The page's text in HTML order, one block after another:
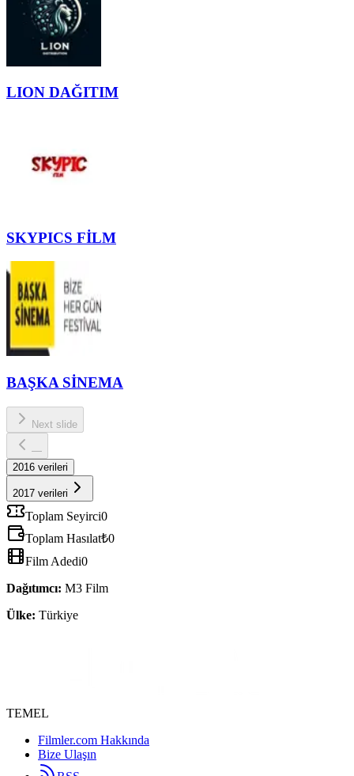
LION DAĞITIM
SKYPICS FİLM
BAŞKA SİNEMA
Next slide
—
2016 verileri
2017 verileri
Toplam Seyirci0
Toplam Hasılat₺0
Film Adedi0
Dağıtımcı: M3 Film
Ülke: Türkiye
TEMEL
Filmler.com Hakkında
Bize Ulaşın